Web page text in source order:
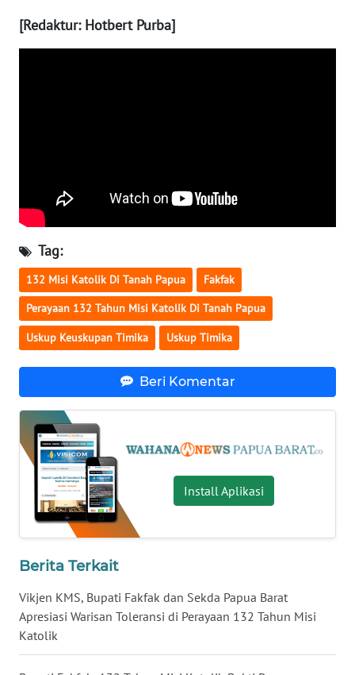
[Redaktur: Hotbert Purba]
Tag:
132 Misi Katolik Di Tanah Papua Fakfak
Perayaan 132 Tahun Misi Katolik Di Tanah Papua
Uskup Keuskupan Timika Uskup Timika
Beri Komentar
Install Aplikasi
Berita Terkait
Vikjen KMS, Bupati Fakfak dan Sekda Papua Barat
Apresiasi Warisan Toleransi di Perayaan 132 Tahun Misi
Katolik
WN
KALTARA
WN
SULSEL
WN
GORONTALO
WN
SULUT
MALUKU
WN
MALUT
WN
DAIRI
WN
DANAU
TOBA
WN